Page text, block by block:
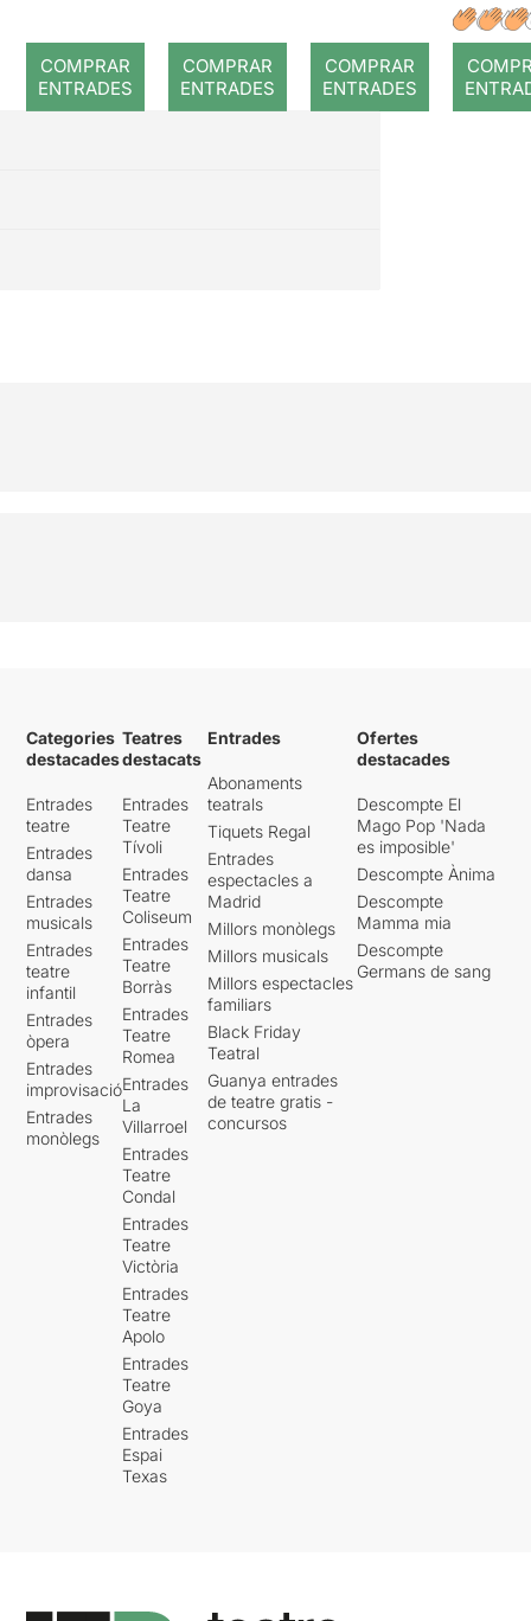
Michael
Jackson
COMPRAR
ENTRADES
COMPRAR
ENTRADES
COMPRAR
ENTRADES
52
Categories
destacades
Entrades
teatre
Entrades
dansa
Entrades
musicals
Entrades
teatre
infantil
Entrades
òpera
Entrades
improvisació
Entrades
monòlegs
Teatres
destacats
Entrades
Teatre
Tívoli
Entrades
Teatre
Coliseum
Entrades
Teatre
Borràs
Entrades
Teatre
Romea
Entrades
La
Villarroel
Entrades
Teatre
Condal
Entrades
Teatre
Victòria
Entrades
Teatre
Apolo
Entrades
Teatre
Goya
Entrades
Espai
Texas
Entrades
Abonaments
teatrals
Tiquets Regal
Entrades
espectacles a
Madrid
Millors monòlegs
Millors musicals
Millors espectacles
familiars
Black Friday
Teatral
Guanya entrades
de teatre gratis -
concursos
Ofertes
destacades
Descompte El
Mago Pop 'Nada
es imposible'
Descompte Ànima
Descompte
Mamma mia
Descompte
Germans de sang